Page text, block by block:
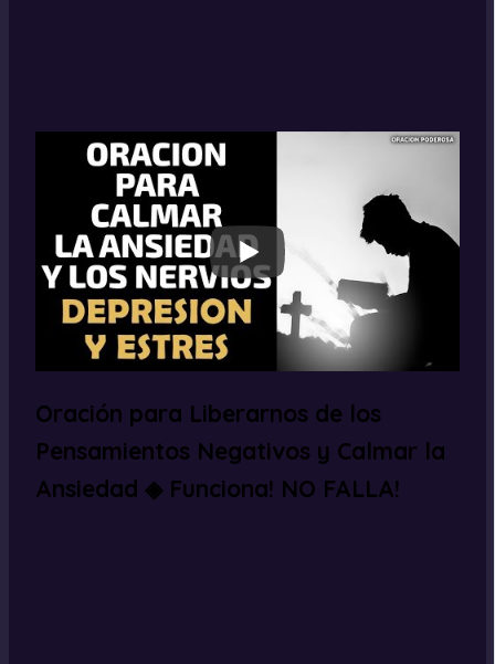
Oración para Liberarnos de los
Pensamientos Negativos y Calmar la
Ansiedad ◈ Funciona! NO FALLA!